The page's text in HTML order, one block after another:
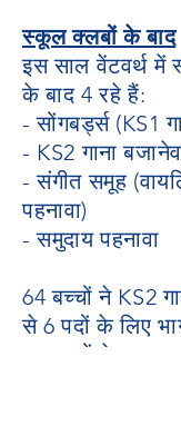
स्कूल क्लबों के बाद
इस साल वेंटवर्थ में
के बाद 4 रहे हैं:
- सोंगबर्ड्स (KS1
- KS2 गाना
- संगीत समूह
पहनावा)
- समुदाय पहनावा
64 बच्चों ने KS2
से 6 पदों के लिए
22 बच्चों ने KS1